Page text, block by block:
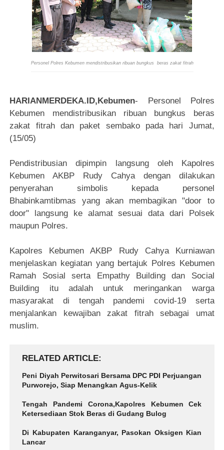
Personel Polres Kebumen mendistribusikan ribuan bungkus beras zakat fitrah
HARIANMERDEKA.ID,Kebumen- Personel Polres
Kebumen mendistribusikan ribuan bungkus beras
zakat fitrah dan paket sembako pada hari Jumat,
(15/05)
Pendistribusian dipimpin langsung oleh Kapolres
Kebumen AKBP Rudy Cahya dengan dilakukan
penyerahan simbolis kepada personel
Bhabinkamtibmas yang akan membagikan "door to
door" langsung ke alamat sesuai data dari Polsek
maupun Polres.
Kapolres Kebumen AKBP Rudy Cahya Kurniawan
menjelaskan kegiatan yang bertajuk Polres Kebumen
Ramah Sosial serta Empathy Building dan Social
Building itu adalah untuk meringankan warga
masyarakat di tengah pandemi covid-19 serta
menjalankan kewajiban zakat fitrah sebagai umat
muslim.
RELATED ARTICLE
Peni Diyah Perwitosari Bersama DPC PDI Perjuangan
Purworejo, Siap Menangkan Agus-Kelik
Tengah Pandemi Corona,Kapolres Kebumen Cek
Ketersediaan Stok Beras di Gudang Bulog
Di Kabupaten Karanganyar, Pasokan Oksigen Kian
Lancar